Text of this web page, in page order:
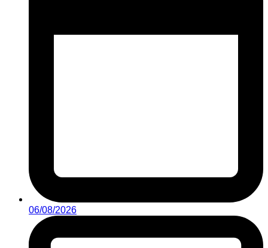
06/08/2026